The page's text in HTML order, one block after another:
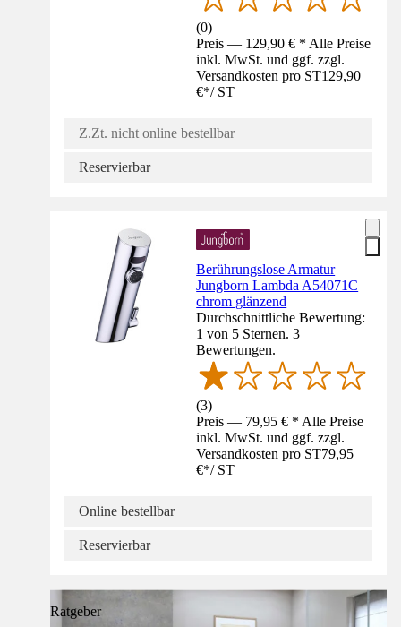
(0)
Preis — 129,90 € * Alle Preise
inkl. MwSt. und ggf. zzgl.
Versandkosten pro ST129,90
€*/ ST
Z.Zt. nicht online bestellbar
Reservierbar
Berührungslose Armatur
Jungborn Lambda A54071C
chrom glänzend
Durchschnittliche Bewertung:
1 von 5 Sternen. 3
Bewertungen.
(3)
Preis — 79,95 € * Alle Preise
inkl. MwSt. und ggf. zzgl.
Versandkosten pro ST79,95
€*/ ST
Online bestellbar
Reservierbar
Ratgeber